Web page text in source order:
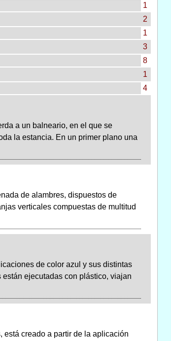
1
2
1
3
8
1
4
a un balneario, en el que se
la estancia. En un primer plano una
de alambres, dispuestos de
verticales compuestas de multitud
de color azul y sus distintas
ejecutadas con plástico, viajan
está creado a partir de la aplicación